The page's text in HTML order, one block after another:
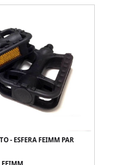
- ESFERA FEIMM PAR